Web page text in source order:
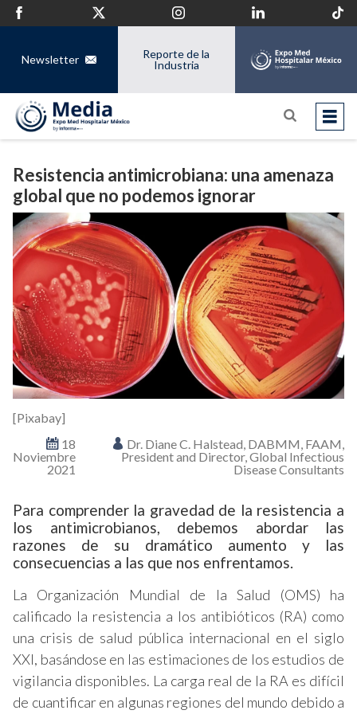
Newsletter
Reporte de la
Industria
Resistencia antimicrobiana: una amenaza
global que no podemos ignorar
18
Noviembre
2021
Dr. Diane C. Halstead, DABMM, FAAM,
President and Director, Global Infectious
Disease Consultants
[Pixabay]
Para comprender la gravedad de la resistencia a
los antimicrobianos, debemos abordar las
razones de su dramático aumento y las
consecuencias a las que nos enfrentamos.
La Organización Mundial de la Salud (OMS) ha
calificado la resistencia a los antibióticos (RA) como
una crisis de salud pública internacional en el siglo
XXI, basándose en las estimaciones de los estudios de
vigilancia disponibles. La carga real de la RA es difícil
de cuantificar en algunas regiones del mundo debido a